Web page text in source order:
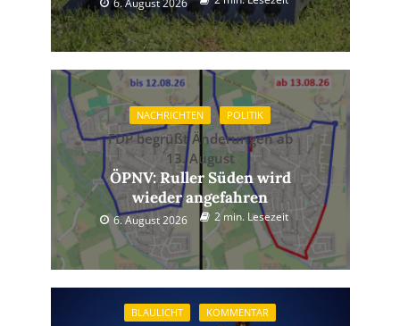
6. August 2026
NACHRICHTEN POLITIK
FDP begrüßt Änderungen ab
13. August
ÖPNV: Ruller Süden wird
wieder angefahren
6. August 2026 2 min. Lesezeit
BLAULICHT KOMMENTAR